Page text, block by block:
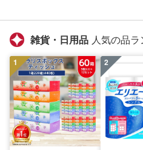
雑貨・日用品 人気の品
1 2